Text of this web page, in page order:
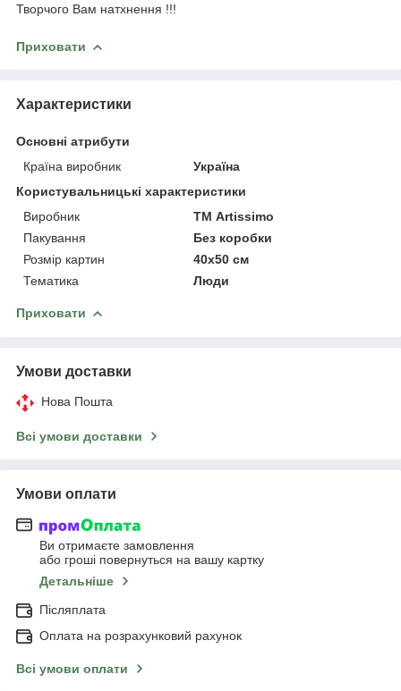
Творчого Вам натхнення !!!
Приховати
Характеристики
Основні атрибути
Країна виробник
Україна
Користувальницькі характеристики
Виробник
ТМ Artissimo
Пакування
Без коробки
Розмір картин
40х50 см
Тематика
Люди
Приховати
Умови доставки
Нова Пошта
Всі умови доставки
Умови оплати
Ви отримаєте замовлення
або гроші повернуться на вашу картку
Детальніше
Післяплата
Оплата на розрахунковий рахунок
Всі умови оплати